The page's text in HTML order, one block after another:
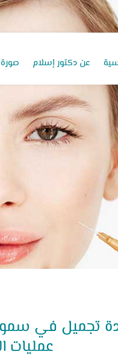
عن دكتور إسلام
تجميل في
عمليات